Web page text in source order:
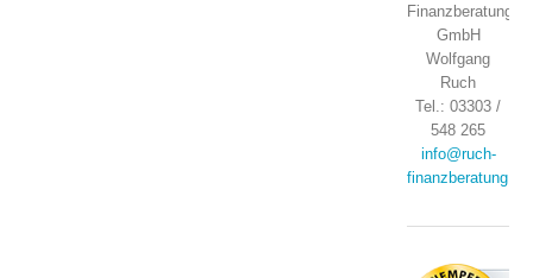
Finanzberatung
GmbH
Wolfgang
Ruch
Tel.: 03303 /
548 265
info@ruch-
finanzberatung.de